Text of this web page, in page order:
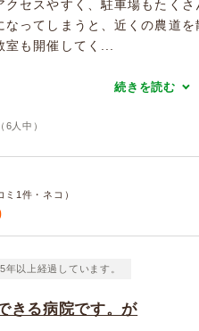
クセスやすく、駐車場もたくさ
ってしまうと、近くの農道を
も開催してく...
続きを読む
6 人中）
1件・ネコ）
年以上経過しています。
きる病院です。が